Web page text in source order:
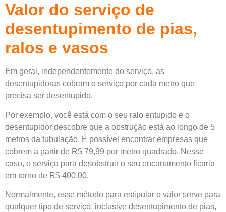
Valor do serviço de
desentupimento de pias,
ralos e vasos
Em geral, independentemente do serviço, as
desentupidoras cobram o serviço por cada metro que
precisa ser desentupido.
Por exemplo, você está com o seu ralo entupido e o
desentupidor descobre que a obstrução está ao longo de 5
metros da tubulação. É possível encontrar empresas que
cobrem a partir de R$ 79,99 por metro quadrado. Nesse
caso, o serviço para desobstruir o seu encanamento ficaria
em torno de R$ 400,00.
Normalmente, esse método para estipular o valor serve para
qualquer tipo de serviço, inclusive desentupimento de pias,